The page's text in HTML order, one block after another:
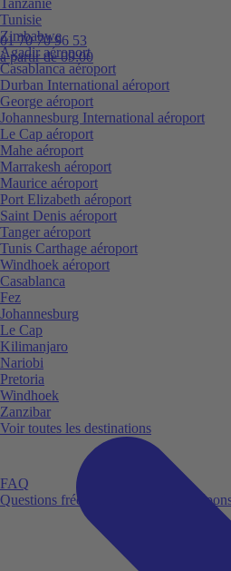
01 70 70 96 53
à partir de 09:00
FAQ
Questions fréquemment posées et
Tunisie
Zimbabwe
Agadir aéroport
Casablanca aéroport
Durban International aéroport
George aéroport
Johannesburg International aéroport
Le Cap aéroport
Mahe aéroport
Marrakesh aéroport
Maurice aéroport
Port Elizabeth aéroport
Saint Denis aéroport
Tanger aéroport
Tunis Carthage aéroport
Windhoek aéroport
Casablanca
Fez
Johannesburg
Le Cap
Kilimanjaro
Nariobi
Pretoria
Windhoek
Zanzibar
Voir toutes les destinations